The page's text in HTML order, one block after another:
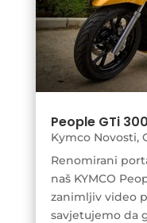
People GTi
Kymco Novosti,
Renomirani
naš KYMCO
zanimljiv video
savjetujemo da